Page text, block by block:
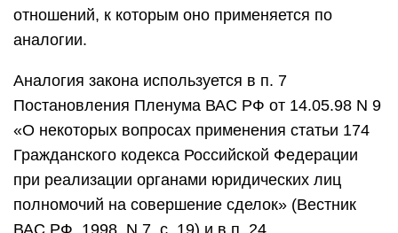
отношений, к которым оно применяется по
аналогии.
Аналогия закона используется в п. 7
Постановления Пленума ВАС РФ от 14.05.98 N 9
«О некоторых вопросах применения статьи 174
Гражданского кодекса Российской Федерации
при реализации органами юридических лиц
полномочий на совершение сделок» (Вестник
ВАС РФ, 1998, N 7, с. 19) и в п. 24